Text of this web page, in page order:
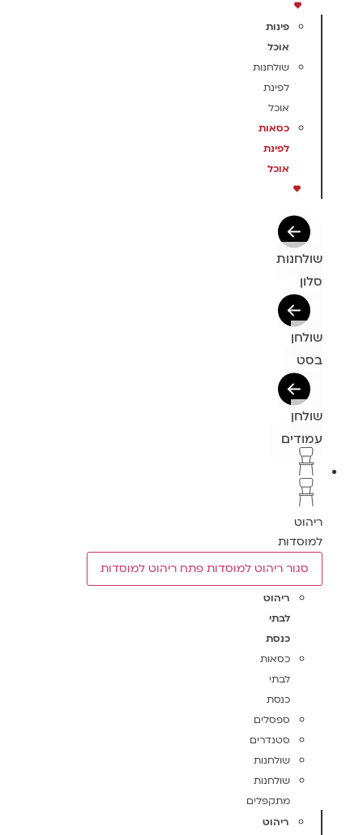
פינות
אוכל
שולחנות
לפינת
אוכל
כסאות
לפינת
אוכל
שולחנות
סלון
שולחן
בסט
שולחן
עמודים
ריהוט
למוסדות
סגור ריהוט למוסדות פתח ריהוט למוסדות
ריהוט
לבתי
כנסת
כסאות
לבתי
כנסת
ספסלים
סטנדרים
שולחנות
שולחנות
מתקפלים
ריהוט